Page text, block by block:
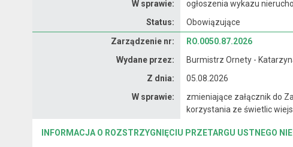
W sprawie:
ogłoszenia wykazu
Status:
Obowiązujące
Zarządzenie nr:
RO.0050.87.2026
Wydane przez:
Burmistrz Ornety -
Z dnia:
05.08.2026
W sprawie:
zmieniające załącznik do
korzystania ze świetlic
INFORMACJA O ROZSTRZYGNIĘCIU PRZETARGU USTNEGO